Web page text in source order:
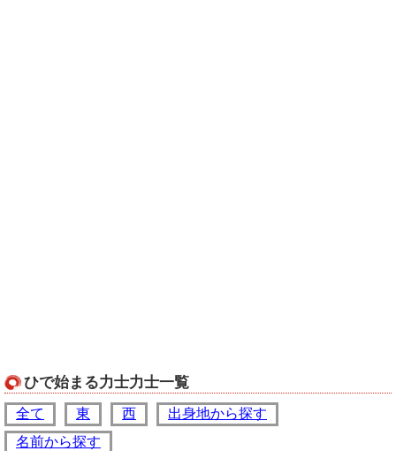
ひで始まる力士力士一覧
全て 東 西
出身地から探す
名前から探す